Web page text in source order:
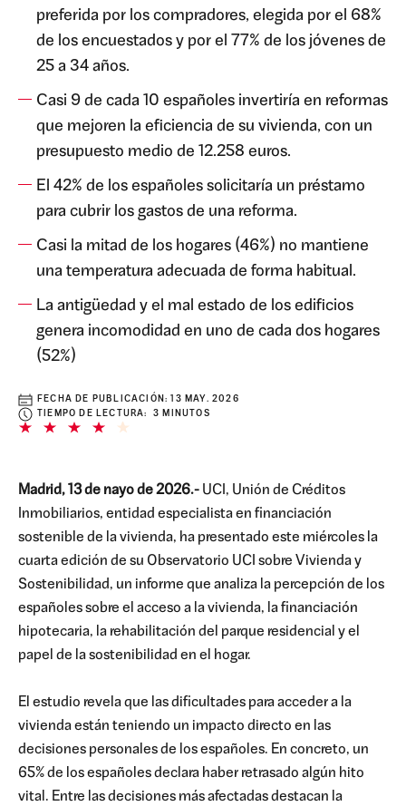
preferida por los compradores, elegida por el 68%
de los encuestados y por el 77% de los jóvenes de
25 a 34 años.
Casi 9 de cada 10 españoles invertiría en reformas
que mejoren la eficiencia de su vivienda, con un
presupuesto medio de 12.258 euros.
El 42% de los españoles solicitaría un préstamo
para cubrir los gastos de una reforma.
Casi la mitad de los hogares (46%) no mantiene
una temperatura adecuada de forma habitual.
La antigüedad y el mal estado de los edificios
genera incomodidad en uno de cada dos hogares
(52%)
FECHA DE PUBLICACIÓN:13 MAY. 2026
TIEMPO DE LECTURA: 3 MINUTOS
Madrid, 13 de nayo de 2026.- UCI, Unión de Créditos
Inmobiliarios, entidad especialista en financiación
sostenible de la vivienda, ha presentado este miércoles la
cuarta edición de su Observatorio UCI sobre Vivienda y
Sostenibilidad, un informe que analiza la percepción de los
españoles sobre el acceso a la vivienda, la financiación
hipotecaria, la rehabilitación del parque residencial y el
papel de la sostenibilidad en el hogar.
El estudio revela que las dificultades para acceder a la
vivienda están teniendo un impacto directo en las
decisiones personales de los españoles. En concreto, un
65% de los españoles declara haber retrasado algún hito
vital. Entre las decisiones más afectadas destacan la